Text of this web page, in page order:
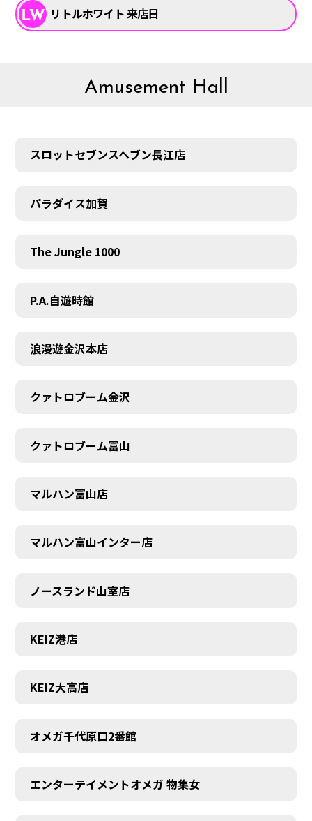
リトルホワイト 来店日
Amusement Hall
スロットセブンスヘブン長江店
パラダイス加賀
The Jungle 1000
P.A.自遊時館
浪漫遊金沢本店
クァトロブーム金沢
クァトロブーム富山
マルハン富山店
マルハン富山インター店
ノースランド山室店
KEIZ港店
KEIZ大高店
オメガ千代原口2番館
エンターテイメントオメガ 物集女